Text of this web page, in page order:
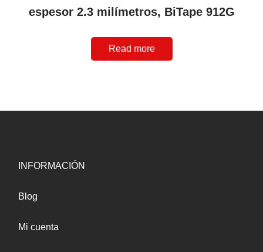
espesor 2.3 milímetros, BiTape 912G
Read more
INFORMACIÓN
Blog
Mi cuenta